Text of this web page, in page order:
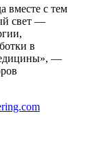
вместе с тем
свет —
в
—